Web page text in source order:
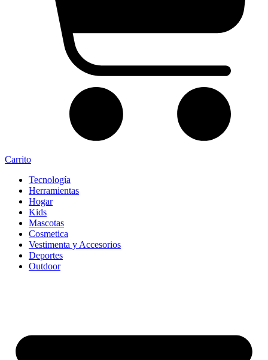
Carrito
Tecnología
Herramientas
Hogar
Kids
Mascotas
Cosmetica
Vestimenta y Accesorios
Deportes
Outdoor